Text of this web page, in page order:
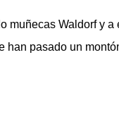
muñecas Waldorf y a
han pasado un